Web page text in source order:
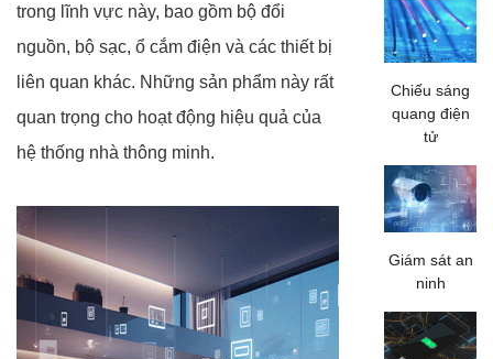
trong lĩnh vực này, bao gồm bộ đổi
nguồn, bộ sạc, ổ cắm điện và các thiết bị
liên quan khác. Những sản phẩm này rất
quan trọng cho hoạt động hiệu quả của
hệ thống nhà thông minh.
Chiếu sáng
quang điện
tử
Giám sát an
ninh